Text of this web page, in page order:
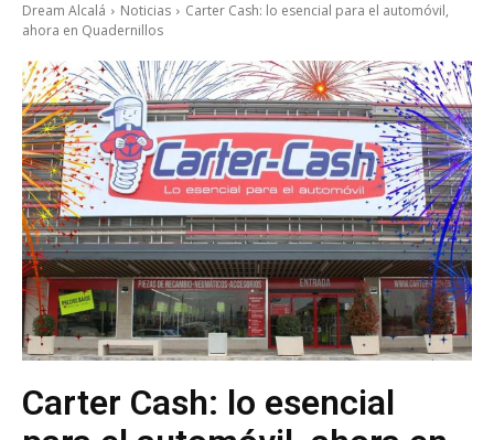
Dream Alcalá Noticias
Carter Cash: lo esencial para el automóvil,
ahora en Quadernillos
Carter Cash: lo esencial